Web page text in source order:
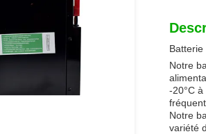
Notre
-20°C
Notre
variété